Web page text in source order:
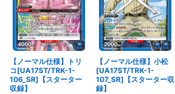
【ノーマル仕様】トリ
コ[UA17ST/TRK-1-
106_SR]【スターター
収録】
【ノーマル仕様】小松
[UA17ST/TRK-1-
107_SR]【スターター収
録】